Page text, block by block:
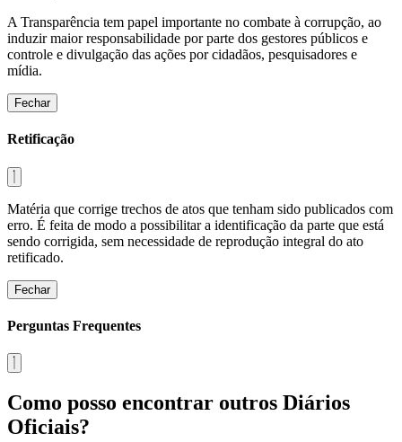
A Transparência tem papel importante no combate à corrupção, ao
induzir maior responsabilidade por parte dos gestores públicos e
controle e divulgação das ações por cidadãos, pesquisadores e
mídia.
Fechar
Retificação
Matéria que corrige trechos de atos que tenham sido publicados com
erro. É feita de modo a possibilitar a identificação da parte que está
sendo corrigida, sem necessidade de reprodução integral do ato
retificado.
Fechar
Perguntas Frequentes
Como posso encontrar outros Diários
Oficiais?